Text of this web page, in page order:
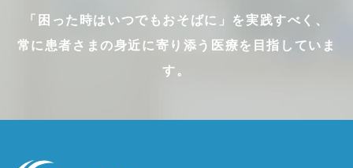
「困った時はいつでもおそばに」を実践すべく、
常に患者さまの身近に寄り添う医療を目指していま
す。